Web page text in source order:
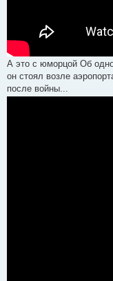
А это с юморцой Об
он стоял возле
после войны...